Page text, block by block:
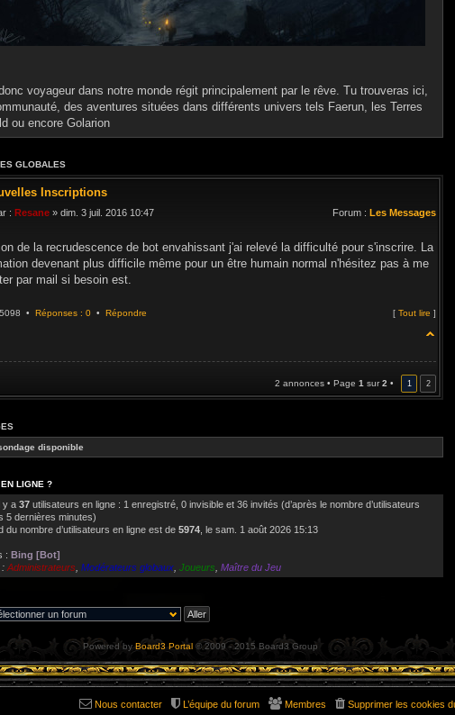
voyageur dans notre monde régit principalement par le rêve. Tu trouveras ici,
des aventures situées dans différents univers tels Faerun, les Terres
ou encore Golarion
GLOBALES
Inscriptions
: Resane » dim. 3 juil. 2016 10:47 Forum : Les Messages
de la recrudescence de bot envahissant j'ai relevé la difficulté pour s'inscrire. La
devenant plus difficile même pour un être humain normal n'hésitez pas à me
par mail si besoin est.
• Réponses : 0 • Répondre [ Tout lire ]
2 annonces • Page 1 sur2 • 1 2
disponible
LIGNE ?
y a 37 utilisateurs en ligne : 1 enregistré, 0 invisible et 36 invités (d’après le nombre d’utilisateurs
5 dernières minutes)
du nombre d’utilisateurs en ligne est de 5974 , le sam. 1 août 2026 15:13
: Bing [Bot]
: Administrateurs Modérateurs globaux Joueurs Maître du Jeu
Powered by Board3 Portal© 2009 - 2015 Board3 Group
Supprimer les cookies
Membres
L’équipe du forum
Nous contacter